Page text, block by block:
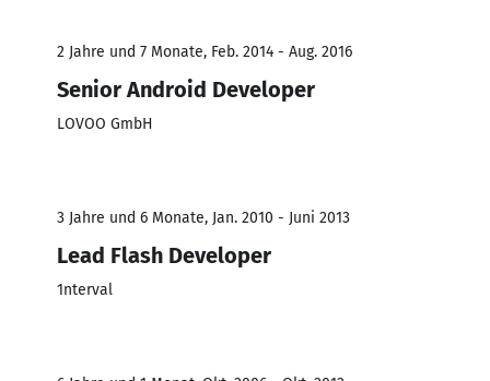
2 Jahre und 7 Monate, Feb. 2014 - Aug. 2016
Senior Android Developer
LOVOO GmbH
3 Jahre und 6 Monate, Jan. 2010 - Juni 2013
Lead Flash Developer
1nterval